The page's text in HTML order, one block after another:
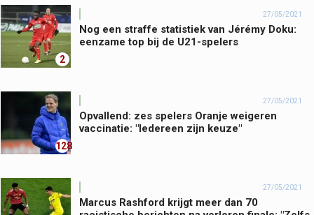
2
27/05/2021
Nog een straffe statistiek van Jérémy Doku:
eenzame top bij de U21-spelers
128
27/05/2021
Opvallend: zes spelers Oranje weigeren
vaccinatie: "Iedereen zijn keuze"
27/05/2021
Marcus Rashford krijgt meer dan 70